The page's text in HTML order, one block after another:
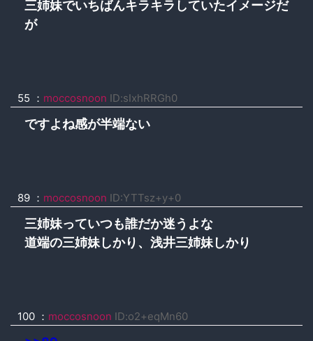
三姉妹でいちばんキラキラしていたイメージだ
が
55 ： moccosnoon ID:sIxhRRGh0
ですよね感が半端ない
89 ： moccosnoon ID:YTTsz+y+0
三姉妹っていつも誰だか迷うよな
道端の三姉妹しかり、浅井三姉妹しかり
100 ： moccosnoon ID:o2+eqMn60